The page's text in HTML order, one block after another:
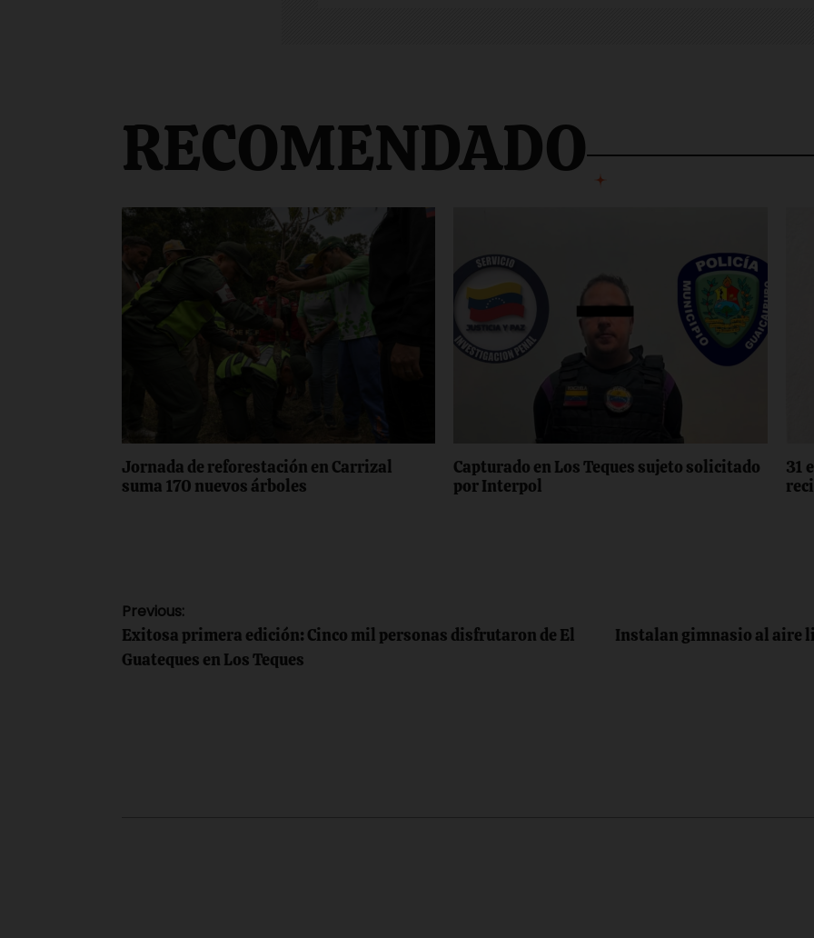
RECOMENDADO
Jornada de reforestación en Carrizal
suma 170 nuevos árboles
Capturado en Los Teques sujeto solicitado
por Interpol
31
Navegación
de
Previous:
Exitosa primera edición: Cinco mil personas disfrutaron de El
Guateques en Los Teques
Instalan gimnasio al aire